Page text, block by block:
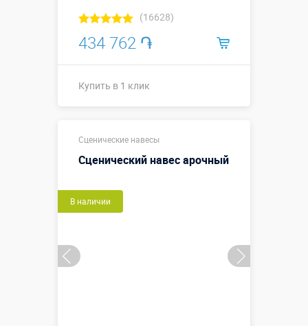
(16628)
434 762 ֏
Купить в 1 клик
Сценические навесы
Сценический навес арочный
В наличии